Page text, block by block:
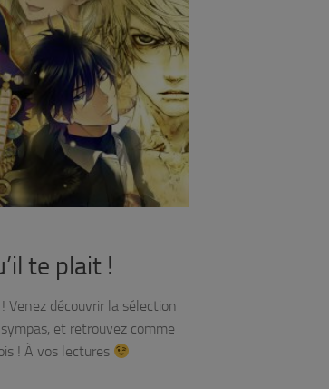
te plait !
Venez découvrir la sélection
et retrouvez comme
! À vos lectures